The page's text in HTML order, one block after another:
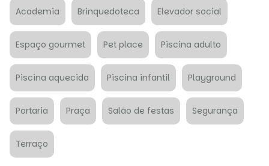
Academia Brinquedoteca Elevador social
Espaço gourmet Pet place Piscina adulto
Piscina aquecida Piscina infantil Playground
Portaria Praça Salão de festas Segurança
Terraço